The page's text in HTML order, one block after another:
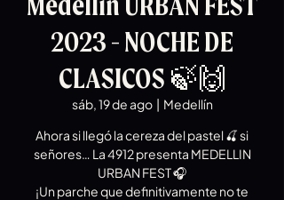
2023 - NOCHE DE
CLASICOS 🍃🙌
sáb, 19 de ago
  |
Medellín
Ahora si llegó la cereza del pastel 🍒 si
señores… La 4912 presenta MEDELLIN
URBAN FEST 🎧
¡Un parche que definitivamente no te